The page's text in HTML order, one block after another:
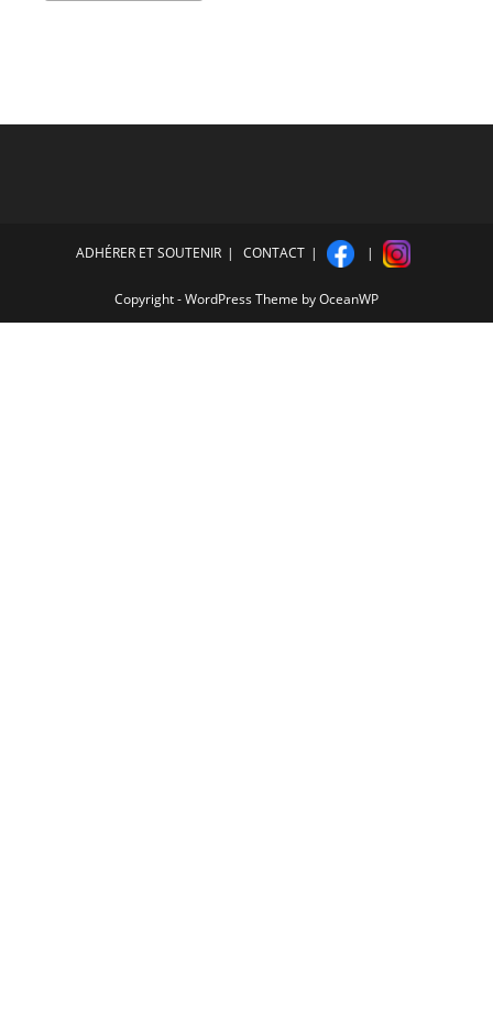
ADHÉRER ET SOUTENIR CONTACT
Copyright - WordPress Theme by OceanWP